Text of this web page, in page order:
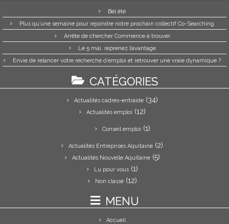
Bel été
Plus qu’une semaine pour rejoindre notre prochain collectif Co-Searching
Arrête de chercher Commence à trouver
Le 5 mai, reprenez l’avantage
Envie de relancer votre recherche d’emploi et retrouver une vraie dynamique ?
CATÉGORIES
Actualités cadres-entraide(34)
Actualités emploi (12)
Conseil emploi (1)
Actualités Entreprises Aquitaine (2)
Actualités Nouvelle Aquitaine(5)
Lu pour vous(1)
Non classé(12)
MENU
Accueil